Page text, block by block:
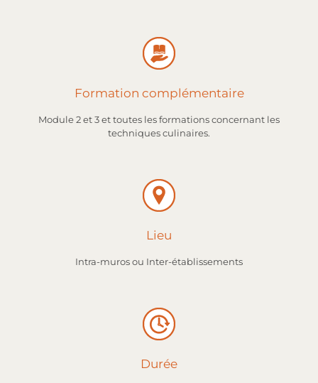
Formation complémentaire
Module 2 et 3 et toutes les formations concernant les
techniques culinaires.
Lieu
Intra-muros ou Inter-établissements
Durée